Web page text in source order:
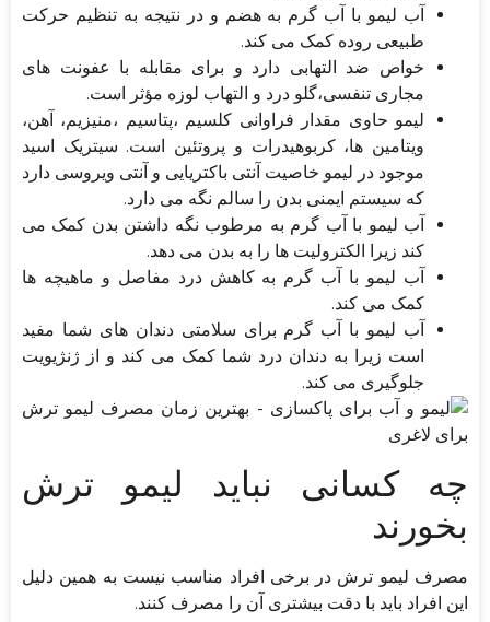
آب لیمو با آب گرم به هضم و در نتیجه به تنظیم حرکت
طبیعی روده کمک می کند.
خواص ضد التهابی دارد و برای مقابله با عفونت های
مجاری تنفسی،گلو درد و التهاب لوزه مؤثر است.
لیمو حاوی مقدار فراوانی کلسیم ،پتاسیم ،منیزیم، آهن،
ویتامین ها، کربوهیدرات و پروتئین است. سیتریک اسید
موجود در لیمو خاصیت آنتی باکتریایی و آنتی ویروسی دارد
که سیستم ایمنی بدن را سالم نگه می دارد.
آب لیمو با آب گرم به مرطوب نگه داشتن بدن کمک می
کند زیرا الکترولیت ها را به بدن می دهد.
آب لیمو با آب گرم به کاهش درد مفاصل و ماهیچه ها
کمک می کند.
آب لیمو با آب گرم برای سلامتی دندان های شما مفید
است زیرا به دندان درد شما کمک می کند و از ژنژیویت
جلوگیری می کند.
چه کسانی نباید لیمو ترش
بخورند
مصرف لیمو ترش در برخی افراد مناسب نیست به همین دلیل
این افراد باید با دقت بیشتری آن را مصرف کنند.